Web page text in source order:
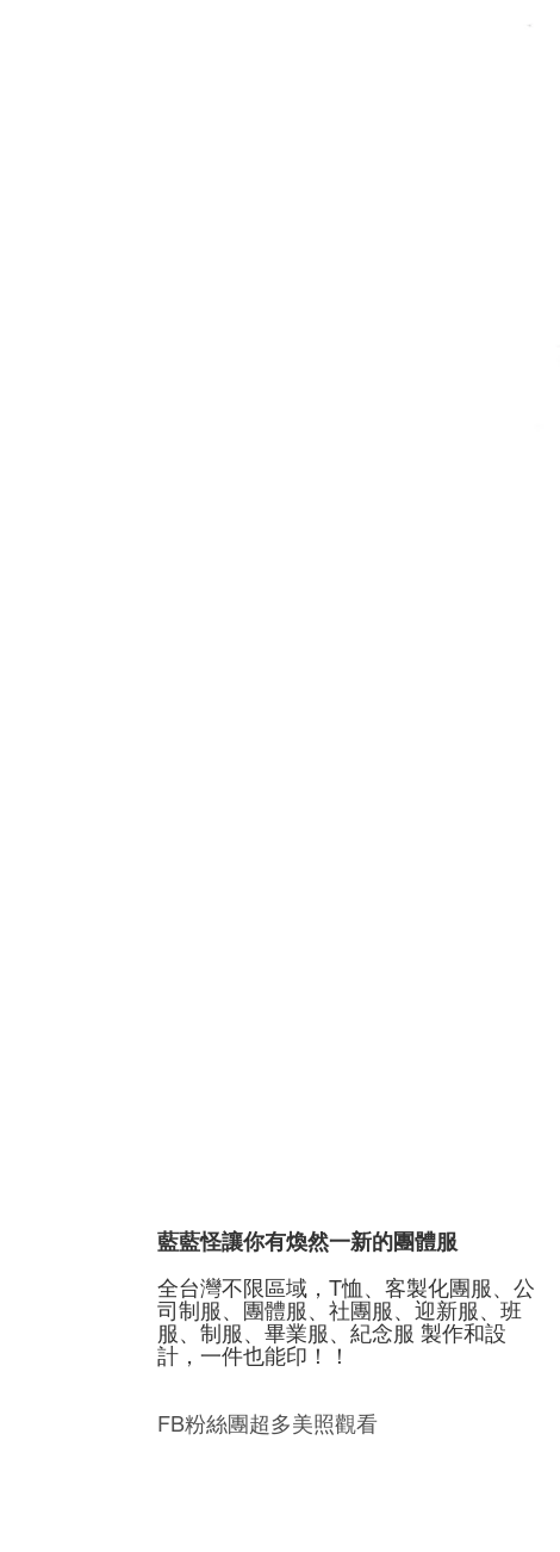
藍藍怪讓你有煥然一新的團體服
全台灣不限區域，T恤、客製化團服、公
司制服、團體服、社團服、迎新服、班
服、制服、畢業服、紀念服 製作和設
計，一件也能印！！
FB粉絲團超多美照觀看